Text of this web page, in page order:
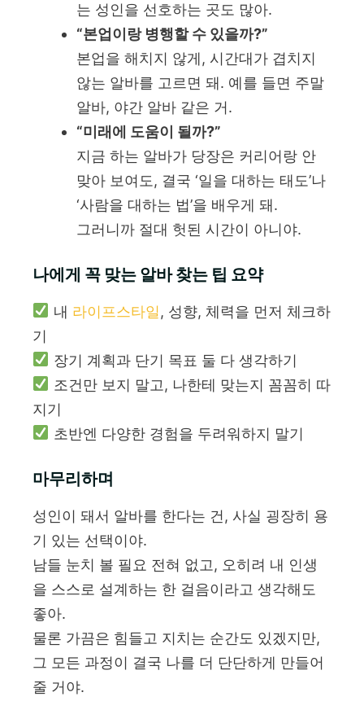
는 성인을 선호하는 곳도 많아.
“본업이랑 병행할 수 있을까?”
본업을 해치지 않게, 시간대가 겹치지
않는 알바를 고르면 돼. 예를 들면 주말
알바, 야간 알바 같은 거.
“미래에 도움이 될까?”
지금 하는 알바가 당장은 커리어랑 안
맞아 보여도, 결국 ‘일을 대하는 태도’나
‘사람을 대하는 법’을 배우게 돼.
그러니까 절대 헛된 시간이 아니야.
나에게 꼭 맞는 알바 찾는 팁 요약
내 라이프스타일, 성향, 체력을 먼저 체크하
기
장기 계획과 단기 목표 둘 다 생각하기
조건만 보지 말고, 나한테 맞는지 꼼꼼히 따
지기
초반엔 다양한 경험을 두려워하지 말기
마무리하며
성인이 돼서 알바를 한다는 건, 사실 굉장히 용
기 있는 선택이야.
남들 눈치 볼 필요 전혀 없고, 오히려 내 인생
을 스스로 설계하는 한 걸음이라고 생각해도
좋아.
물론 가끔은 힘들고 지치는 순간도 있겠지만,
그 모든 과정이 결국 나를 더 단단하게 만들어
줄 거야.